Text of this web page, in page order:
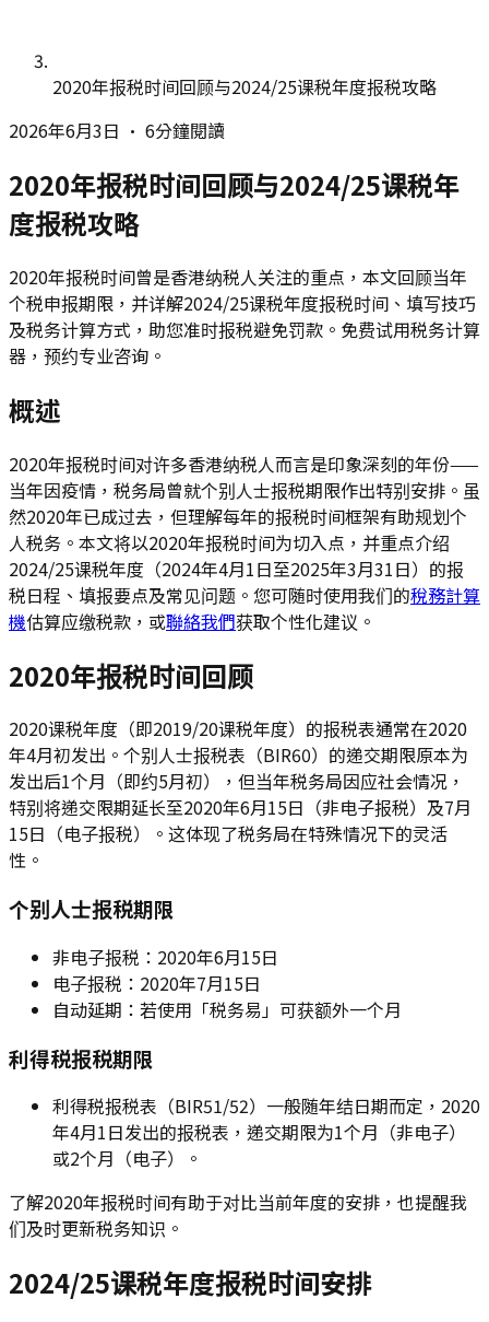
2020年报税时间回顾与2024/25课税年度报税攻略
2026年6月3日 • 6分鐘閱讀
2020年报税时间回顾与2024/25课税年
度报税攻略
2020年报税时间曾是香港纳税人关注的重点，本文回顾当年
个税申报期限，并详解2024/25课税年度报税时间、填写技巧
及税务计算方式，助您准时报税避免罚款。免费试用税务计算
器，预约专业咨询。
概述
2020年报税时间对许多香港纳税人而言是印象深刻的年份——
当年因疫情，税务局曾就个别人士报税期限作出特别安排。虽
然2020年已成过去，但理解每年的报税时间框架有助规划个
人税务。本文将以2020年报税时间为切入点，并重点介绍
2024/25课税年度（2024年4月1日至2025年3月31日）的报
税日程、填报要点及常见问题。您可随时使用我们的稅務計算
機估算应缴税款，或聯絡我們获取个性化建议。
2020年报税时间回顾
2020课税年度（即2019/20课税年度）的报税表通常在2020
年4月初发出。个别人士报税表（BIR60）的递交期限原本为
发出后1个月（即约5月初），但当年税务局因应社会情况，
特别将递交限期延长至2020年6月15日（非电子报税）及7月
15日（电子报税）。这体现了税务局在特殊情况下的灵活
性。
个别人士报税期限
非电子报税：2020年6月15日
电子报税：2020年7月15日
自动延期：若使用「税务易」可获额外一个月
利得税报税期限
利得税报税表（BIR51/52）一般随年结日期而定，2020
年4月1日发出的报税表，递交期限为1个月（非电子）
或2个月（电子）。
了解2020年报税时间有助于对比当前年度的安排，也提醒我
们及时更新税务知识。
2024/25课税年度报税时间安排